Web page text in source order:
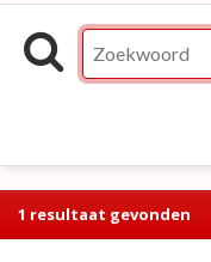
1 resultaat gevonden